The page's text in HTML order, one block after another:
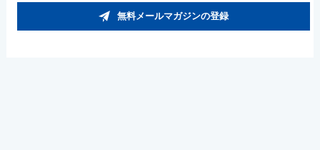
無料メールマガジンの登録